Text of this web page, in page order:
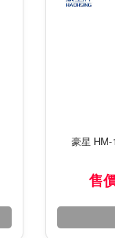
豪星
售